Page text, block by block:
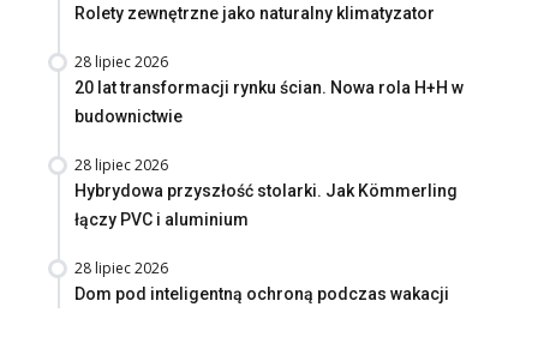
Rolety zewnętrzne jako naturalny klimatyzator
28 lipiec 2026
20 lat transformacji rynku ścian. Nowa rola H+H w
budownictwie
28 lipiec 2026
Hybrydowa przyszłość stolarki. Jak Kömmerling
łączy PVC i aluminium
28 lipiec 2026
Dom pod inteligentną ochroną podczas wakacji